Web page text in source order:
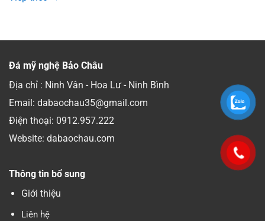
Đá mỹ nghệ Bảo Châu
Địa chỉ : Ninh Vân - Hoa Lư - Ninh Bình
Email: dabaochau35@gmail.com
Điện thoại: 0912.957.222
Website: dabaochau.com
Thông tin bổ sung
Giới thiệu
Liên hệ